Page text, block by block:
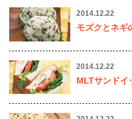
2014.12.22
モズクとネギ
2014.12.22
MLTサンドイ